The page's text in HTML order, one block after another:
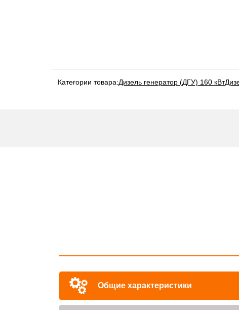
Категории товара:Дизель генератор (ДГУ) 160 кВт
Общие характеристики